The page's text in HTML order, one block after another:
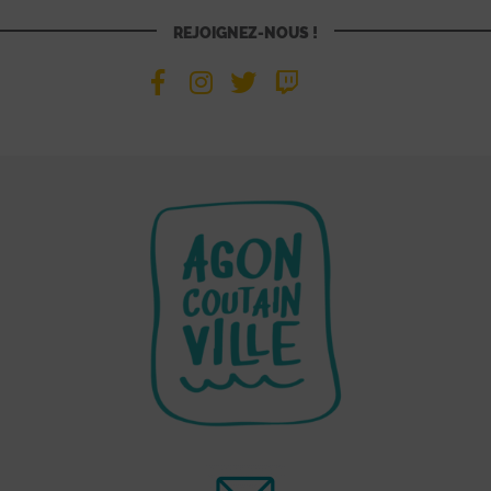
REJOIGNEZ-NOUS !